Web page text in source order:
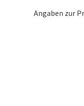
Angaben zur